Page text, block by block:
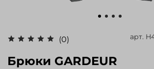
(0) арт.
Брюки GARDEUR